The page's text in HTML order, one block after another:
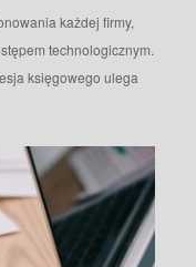
każdej firmy,
technologicznym.
księgowego ulega